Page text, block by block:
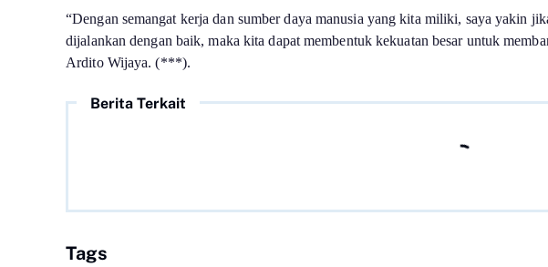
“Dengan semangat kerja dan sumber daya manusia yang kita miliki, saya yakin
dijalankan dengan baik, maka kita dapat membentuk kekuatan besar untuk
Ardito Wijaya. (***).
Berita Terkait
Tags